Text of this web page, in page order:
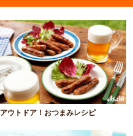
アウトドア！おつまみレシピ